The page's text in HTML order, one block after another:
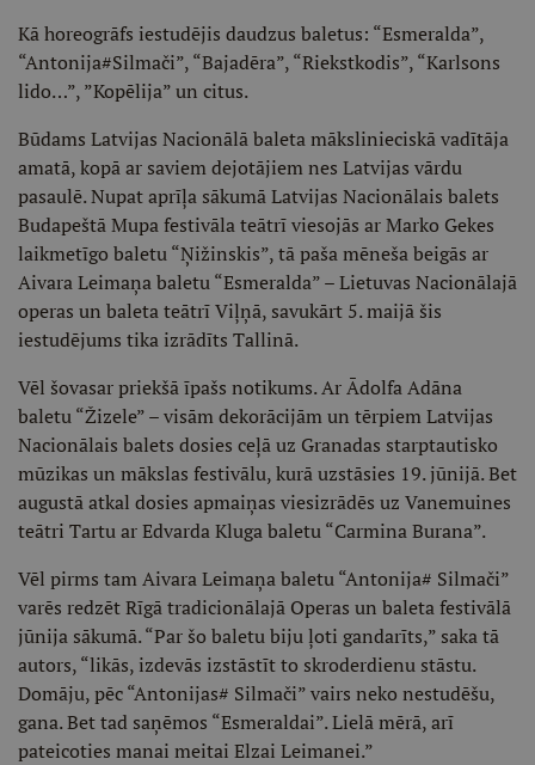
Kā horeogrāfs iestudējis daudzus baletus: “Esmeralda”,
“Antonija#Silmači”, “Bajadēra”, “Riekstkodis”, “Karlsons
lido…”, ”Kopēlija” un citus.
Būdams Latvijas Nacionālā baleta mākslinieciskā vadītāja
amatā, kopā ar saviem dejotājiem nes Latvijas vārdu
pasaulē. Nupat aprīļa sākumā Latvijas Nacionālais balets
Budapeštā Mupa festivāla teātrī viesojās ar Marko Gekes
laikmetīgo baletu “Ņižinskis”, tā paša mēneša beigās ar
Aivara Leimaņa baletu “Esmeralda” – Lietuvas Nacionālajā
operas un baleta teātrī Viļņā, savukārt 5. maijā šis
iestudējums tika izrādīts Tallinā.
Vēl šovasar priekšā īpašs notikums. Ar Ādolfa Adāna
baletu “Žizele” – visām dekorācijām un tērpiem Latvijas
Nacionālais balets dosies ceļā uz Granadas starptautisko
mūzikas un mākslas festivālu, kurā uzstāsies 19. jūnijā. Bet
augustā atkal dosies apmaiņas viesizrādēs uz Vanemuines
teātri Tartu ar Edvarda Kluga baletu “Carmina Burana”.
Vēl pirms tam Aivara Leimaņa baletu “Antonija# Silmači”
varēs redzēt Rīgā tradicionālajā Operas un baleta festivālā
jūnija sākumā. “Par šo baletu biju ļoti gandarīts,” saka tā
autors, “likās, izdevās izstāstīt to skroderdienu stāstu.
Domāju, pēc “Antonijas# Silmači” vairs neko nestudēšu,
gana. Bet tad saņēmos “Esmeraldai”. Lielā mērā, arī
pateicoties manai meitai Elzai Leimanei.”